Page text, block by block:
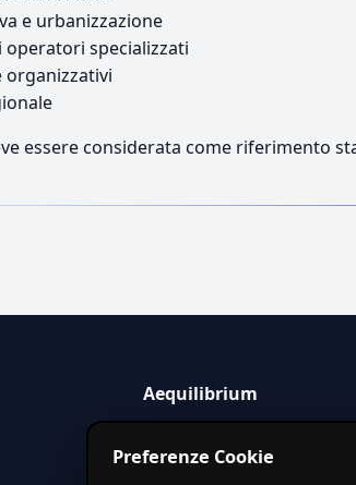
e urbanizzazione
specializzati
organizzativi
essere considerata come riferimento
Aequilibrium
servizi in Italia.
Preferenze Cookie